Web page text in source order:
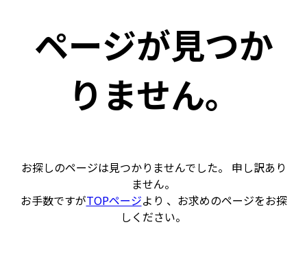
ページが見つか
りません。
お探しのページは見つかりませんでした。 申し訳あり
ません。
お手数ですがTOPページより 、お求めのページをお探
しください。